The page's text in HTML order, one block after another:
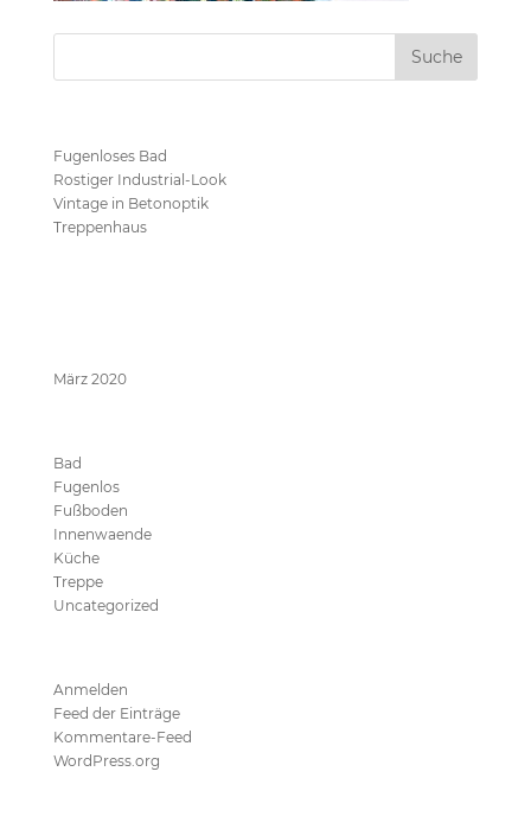
Fugenloses Bad
Rostiger Industrial-Look
Vintage in Betonoptik
Treppenhaus
März 2020
Bad
Fugenlos
Fußboden
Innenwaende
Küche
Treppe
Uncategorized
Anmelden
Feed der Einträge
Kommentare-Feed
WordPress.org